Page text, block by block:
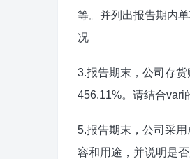
等。并列出报告期内
况
3.报告期末，公司存
456.11%。请结合vari
5.报告期末，公司采
容和用途，并说明是